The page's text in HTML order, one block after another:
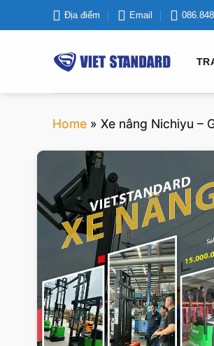
qua
Địa điểm Email
Home » Xe nâng Nichiyu –
VIETSTANDARD VIỆT NAM
Xe-nang